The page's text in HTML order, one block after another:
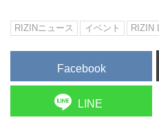
RIZINニュース イベント RIZIN
Facebook
LINE